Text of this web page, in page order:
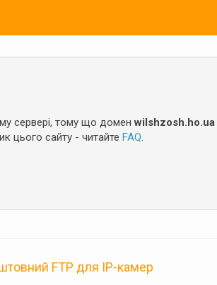
сервері, тому що доменwilshzosh.ho.ua
цього сайту - читайте FAQ.
FTP для IP-камер